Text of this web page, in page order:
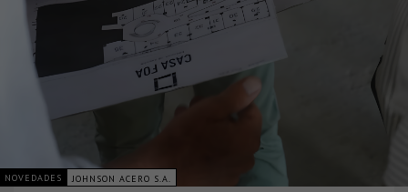
NOVEDADES JOHNSON ACERO S.A.